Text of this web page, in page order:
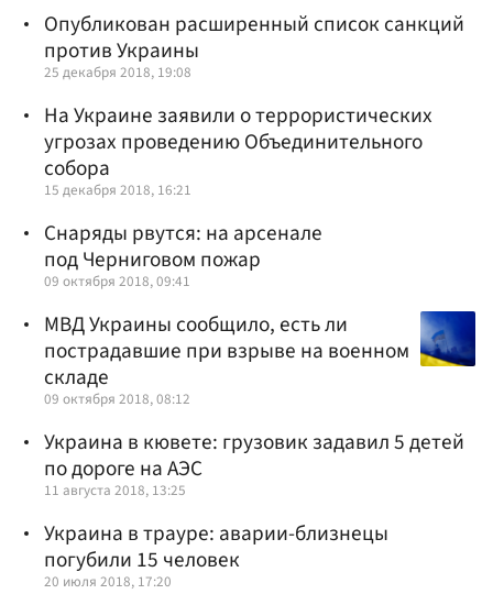
Опубликован расширенный список санкций
против Украины
25 декабря 2018, 19:08
На Украине заявили о террористических
угрозах проведению Объединительного
собора
15 декабря 2018, 16:21
Снаряды рвутся: на арсенале
под Черниговом пожар
09 октября 2018, 09:41
МВД Украины сообщило, есть ли
пострадавшие при взрыве на военном
складе
09 октября 2018, 08:12
Украина в кювете: грузовик задавил 5 детей
по дороге на АЭС
11 августа 2018, 13:25
Украина в трауре: аварии-близнецы
погубили 15 человек
20 июля 2018, 17:20